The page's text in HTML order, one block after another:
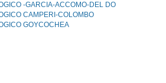
-GARCIA-ACCOMO-DEL DO
CAMPERI-COLOMBO
GOYCOCHEA